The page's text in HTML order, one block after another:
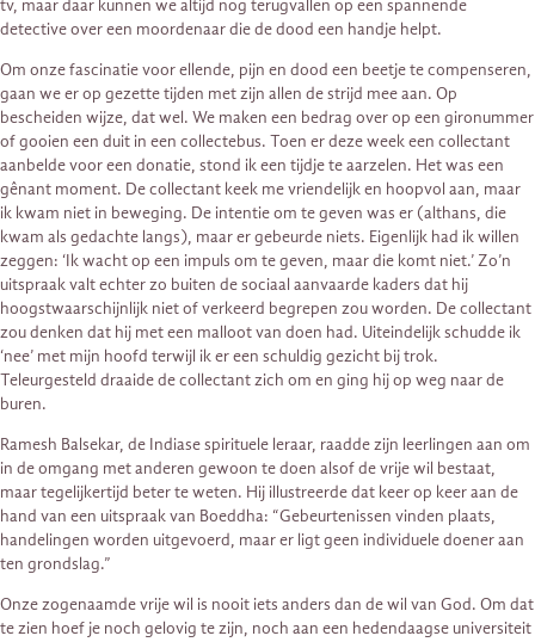
tv, maar daar kunnen we altijd nog terugvallen op een spannende
detective over een moordenaar die de dood een handje helpt.
Om onze fascinatie voor ellende, pijn en dood een beetje te compenseren,
gaan we er op gezette tijden met zijn allen de strijd mee aan. Op
bescheiden wijze, dat wel. We maken een bedrag over op een gironummer
of gooien een duit in een collectebus. Toen er deze week een collectant
aanbelde voor een donatie, stond ik een tijdje te aarzelen. Het was een
gênant moment. De collectant keek me vriendelijk en hoopvol aan, maar
ik kwam niet in beweging. De intentie om te geven was er (althans, die
kwam als gedachte langs), maar er gebeurde niets. Eigenlijk had ik willen
zeggen: ‘Ik wacht op een impuls om te geven, maar die komt niet.’ Zo’n
uitspraak valt echter zo buiten de sociaal aanvaarde kaders dat hij
hoogstwaarschijnlijk niet of verkeerd begrepen zou worden. De collectant
zou denken dat hij met een malloot van doen had. Uiteindelijk schudde ik
‘nee’ met mijn hoofd terwijl ik er een schuldig gezicht bij trok.
Teleurgesteld draaide de collectant zich om en ging hij op weg naar de
buren.
Ramesh Balsekar, de Indiase spirituele leraar, raadde zijn leerlingen aan om
in de omgang met anderen gewoon te doen alsof de vrije wil bestaat,
maar tegelijkertijd beter te weten. Hij illustreerde dat keer op keer aan de
hand van een uitspraak van Boeddha: “Gebeurtenissen vinden plaats,
handelingen worden uitgevoerd, maar er ligt geen individuele doener aan
ten grondslag.”
Onze zogenaamde vrije wil is nooit iets anders dan de wil van God. Om dat
te zien hoef je noch gelovig te zijn, noch aan een hedendaagse universiteit